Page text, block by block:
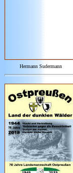
Hermann Sudermann